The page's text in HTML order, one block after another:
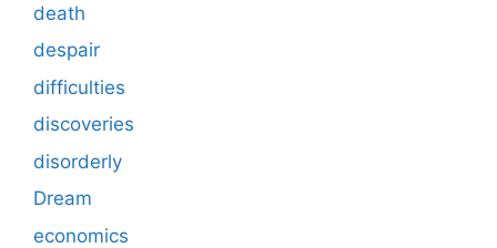
death
despair
difficulties
discoveries
disorderly
Dream
economics